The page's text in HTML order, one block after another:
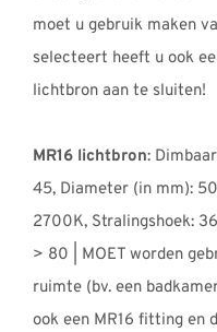
moet u gebruik maken
selecteert heeft u ook
lichtbron aan te sluiten!
MR16 lichtbron:
45, Diameter (in mm):
2700K, Stralingshoek:
> 80 | MOET worden
ruimte (bv. een
ook een MR16 fitting en